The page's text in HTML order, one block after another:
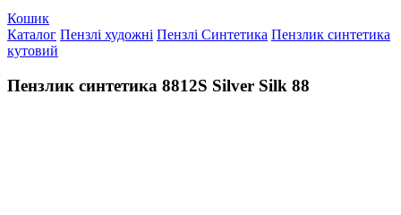
Кошик
Каталог Пензлі художні Пензлі Синтетика Пензлик синтетика
кутовий
Пензлик синтетика 8812S Silver Silk 88